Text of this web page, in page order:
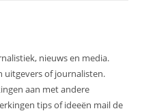
nieuws en media.
uitgevers of journalisten.
aan met andere
tips of ideeën mail de